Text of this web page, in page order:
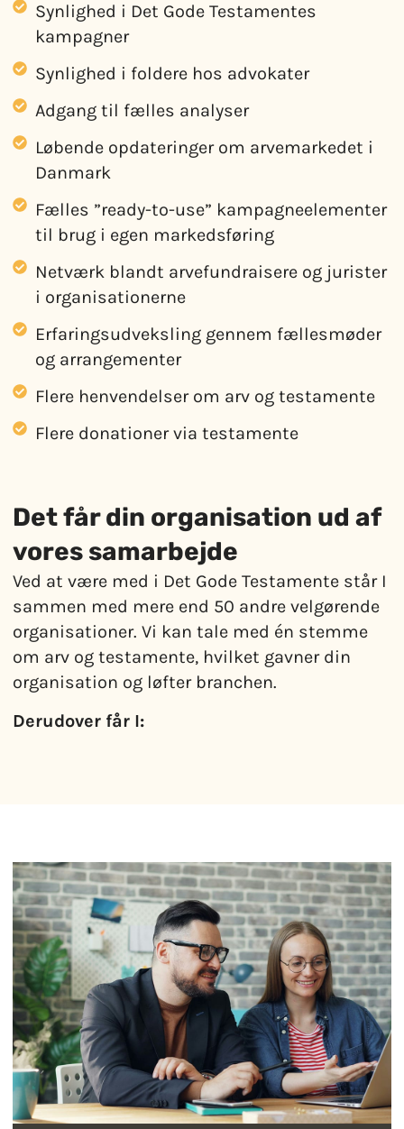
Det får din organisation ud af
vores samarbejde
Ved at være med i Det Gode Testamente står I
sammen med mere end 50 andre velgørende
organisationer. Vi kan tale med én stemme
om arv og testamente, hvilket gavner din
organisation og løfter branchen.
Derudover får I:
Synlighed i Det Gode Testamentes
kampagner
Synlighed i foldere hos advokater
Adgang til fælles analyser
Løbende opdateringer om arvemarkedet i
Danmark
Fælles ”ready-to-use” kampagneelementer
til brug i egen markedsføring
Netværk blandt arvefundraisere og jurister
i organisationerne
Erfaringsudveksling gennem fællesmøder
og arrangementer
Flere henvendelser om arv og testamente
Flere donationer via testamente